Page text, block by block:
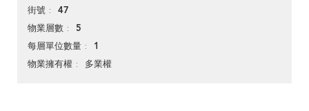
街號 47
物業層數 5
每層單位數量 1
物業擁有權 多業權